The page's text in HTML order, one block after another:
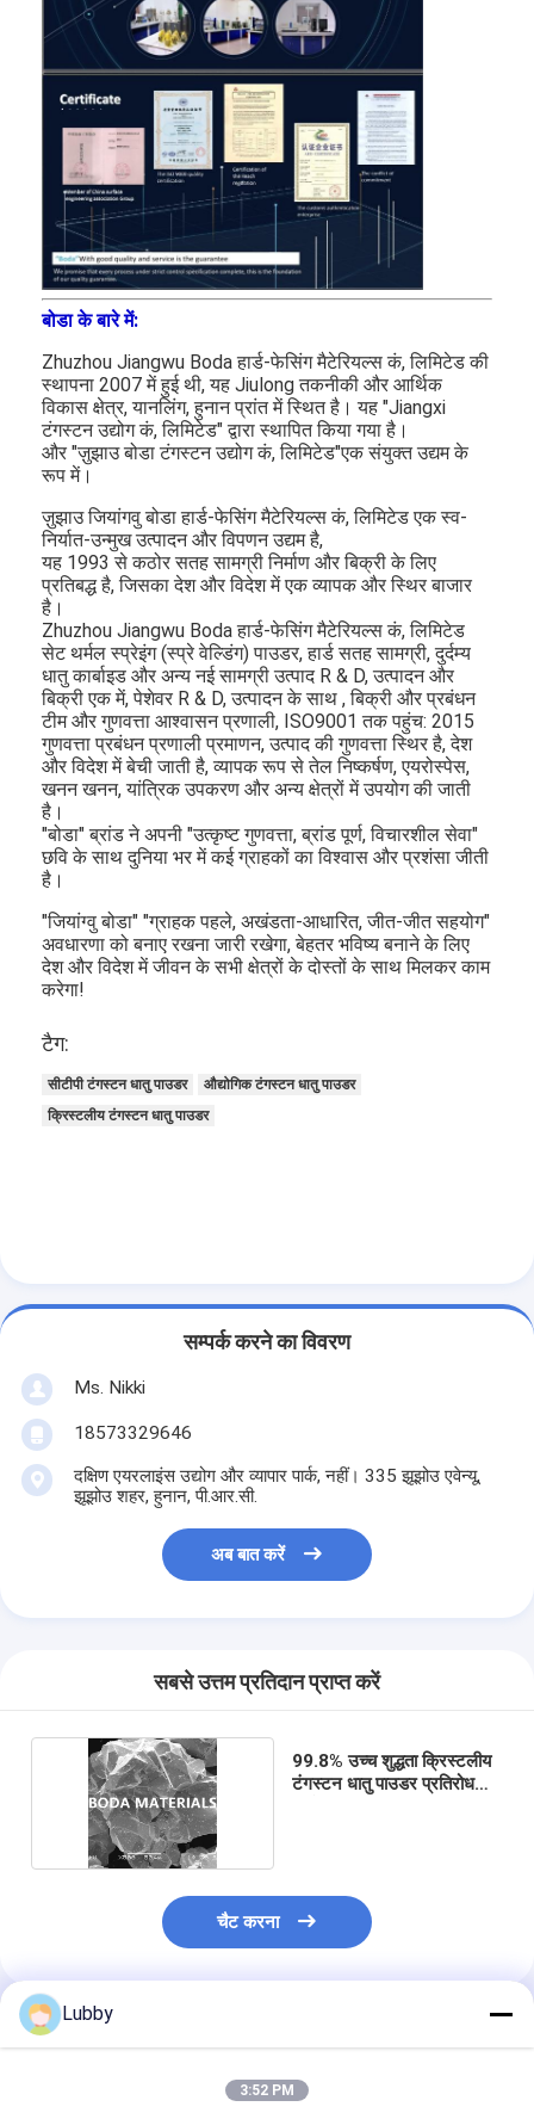
प्रतिरोध भागों
कोटिंग पहनें।
क्रोमियम
कार्बाइड
Cr3C2
140-
325 मेष
उच्च तापमान
पहनने,
प्रतिरोध
वायुमंडलीय
प्लाज्मा
थर्मोस्प्रे
पिस्टन के
छल्ले, उच्च
घर्षण कोटिंग्स,
हाइड्रोलिक
वाल्व,
भागों पर सुरक्षा
325-
5um
की दीर्घकालिक
सुरक्षा के लिए,
सभी प्रकार के
एंटी-जंग
इंजीनियरिंग
कोटिंग सामग्री
बोडा के बारे में:
Zhuzhou Jiangwu Boda हार्ड-फेसिंग मैटेरियल्स कं, लिमिटेड की
स्थापना 2007 में हुई थी, यह Jiulong तकनीकी और आर्थिक
विकास क्षेत्र, यानलिंग, हुनान प्रांत में स्थित है। यह "Jiangxi
टंगस्टन उद्योग कं, लिमिटेड" द्वारा स्थापित किया गया है।
और "ज़ुझाउ बोडा टंगस्टन उद्योग कं, लिमिटेड"एक संयुक्त उद्यम के
रूप में।
ज़ुझाउ जियांगवु बोडा हार्ड-फेसिंग मैटेरियल्स कं, लिमिटेड एक स्व-
निर्यात-उन्मुख उत्पादन और विपणन उद्यम है,
यह 1993 से कठोर सतह सामग्री निर्माण और बिक्री के लिए
प्रतिबद्ध है, जिसका देश और विदेश में एक व्यापक और स्थिर बाजार
है।
Zhuzhou Jiangwu Boda हार्ड-फेसिंग मैटेरियल्स कं, लिमिटेड
सेट थर्मल स्प्रेइंग (स्प्रे वेल्डिंग) पाउडर, हार्ड सतह सामग्री, दुर्दम्य
धातु कार्बाइड और अन्य नई सामग्री उत्पाद R & D, उत्पादन और
बिक्री एक में, पेशेवर R & D, उत्पादन के साथ , बिक्री और प्रबंधन
टीम और गुणवत्ता आश्वासन प्रणाली, ISO9001 तक पहुंच: 2015
गुणवत्ता प्रबंधन प्रणाली प्रमाणन, उत्पाद की गुणवत्ता स्थिर है, देश
और विदेश में बेची जाती है, व्यापक रूप से तेल निष्कर्षण, एयरोस्पेस,
खनन खनन, यांत्रिक उपकरण और अन्य क्षेत्रों में उपयोग की जाती
है।
"बोडा" ब्रांड ने अपनी "उत्कृष्ट गुणवत्ता, ब्रांड पूर्ण, विचारशील सेवा"
छवि के साथ दुनिया भर में कई ग्राहकों का विश्वास और प्रशंसा जीती
है।
"जियांग्वु बोडा" "ग्राहक पहले, अखंडता-आधारित, जीत-जीत सहयोग"
अवधारणा को बनाए रखना जारी रखेगा, बेहतर भविष्य बनाने के लिए
देश और विदेश में जीवन के सभी क्षेत्रों के दोस्तों के साथ मिलकर काम
करेगा!
टैग:
सीटीपी टंगस्टन धातु पाउडर
औद्योगिक टंगस्टन धातु पाउडर
क्रिस्टलीय टंगस्टन धातु पाउडर
सम्पर्क करने का विवरण
Ms. Nikki
18573329646
दक्षिण एयरलाइंस उद्योग और व्यापार पार्क, नहीं। 335 झूझोउ एवेन्यू,
झूझोउ शहर, हुनान, पी.आर.सी.
अब बात करें
सबसे उत्तम प्रतिदान प्राप्त करें
99.8% उच्च शुद्धता क्रिस्टलीय
टंगस्टन धातु पाउडर प्रतिरोध
चैट करना
अनुशंसित उत्पाद
Lubby
3:52 PM